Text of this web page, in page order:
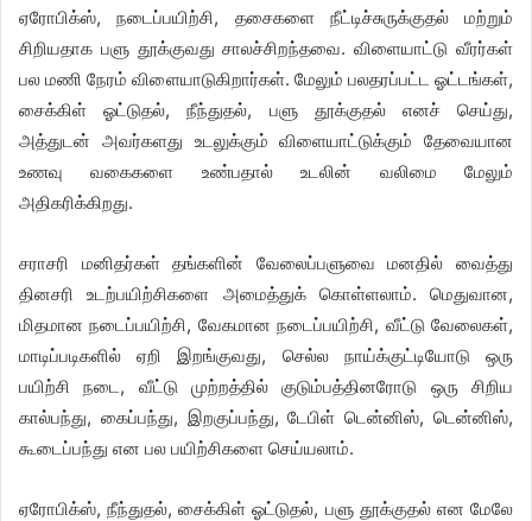
ஏரோபிக்ஸ், நடைப்பயிற்சி, தசைகளை நீட்டிச்சுருக்குதல் மற்றும்
சிறியதாக பளு தூக்குவது சாலச்சிறந்தவை. விளையாட்டு வீரர்கள்
பல மணி நேரம் விளையாடுகிறார்கள். மேலும் பலதரப்பட்ட ஓட்டங்கள்,
சைக்கிள் ஓட்டுதல், நீந்துதல், பளு தூக்குதல் எனச் செய்து,
அத்துடன் அவர்களது உடலுக்கும் விளையாட்டுக்கும் தேவையான
உணவு வகைகளை உண்பதால் உடலின் வலிமை மேலும்
அதிகரிக்கிறது.
சராசரி மனிதர்கள் தங்களின் வேலைப்பளுவை மனதில் வைத்து
தினசரி உடற்பயிற்சிகளை அமைத்துக் கொள்ளலாம். மெதுவான,
மிதமான நடைப்பயிற்சி, வேகமான நடைப்பயிற்சி, வீட்டு வேலைகள்,
மாடிப்படிகளில் ஏறி இறங்குவது, செல்ல நாய்க்குட்டியோடு ஒரு
பயிற்சி நடை, வீட்டு முற்றத்தில் குடும்பத்தினரோடு ஒரு சிறிய
கால்பந்து, கைப்பந்து, இறகுப்பந்து, டேபிள் டென்னிஸ், டென்னிஸ்,
கூடைப்பந்து என பல பயிற்சிகளை செய்யலாம்.
ஏரோபிக்ஸ், நீந்துதல், சைக்கிள் ஓட்டுதல், பளு தூக்குதல் என மேலே